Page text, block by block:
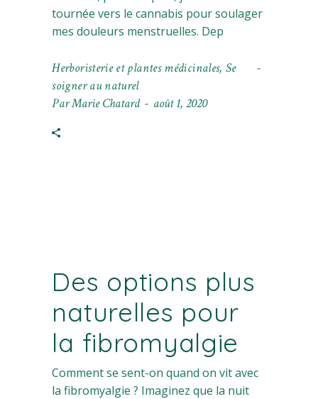
tournée vers le cannabis pour soulager
mes douleurs menstruelles. Dep
Herboristerie et plantes médicinales, Se
soigner au naturel
ParMarie Chatard août 1, 2020
Des options plus
naturelles pour
la fibromyalgie
Comment se sent-on quand on vit avec
la fibromyalgie ? Imaginez que la nuit